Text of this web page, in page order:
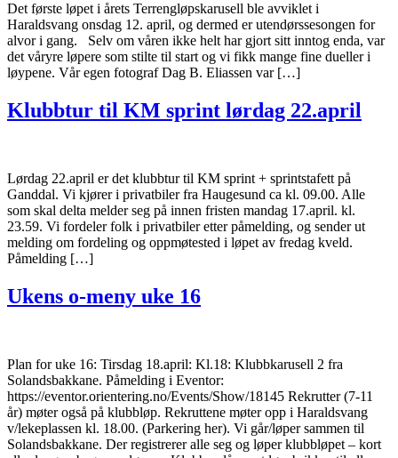
Det første løpet i årets Terrengløpskarusell ble avviklet i
Haraldsvang onsdag 12. april, og dermed er utendørssesongen for
alvor i gang. Selv om våren ikke helt har gjort sitt inntog enda, var
det våryre løpere som stilte til start og vi fikk mange fine dueller i
løypene. Vår egen fotograf Dag B. Eliassen var […]
Klubbtur til KM sprint lørdag 22.april
Lørdag 22.april er det klubbtur til KM sprint + sprintstafett på
Ganddal. Vi kjører i privatbiler fra Haugesund ca kl. 09.00. Alle
som skal delta melder seg på innen fristen mandag 17.april. kl.
23.59. Vi fordeler folk i privatbiler etter påmelding, og sender ut
melding om fordeling og oppmøtested i løpet av fredag kveld.
Påmelding […]
Ukens o-meny uke 16
Plan for uke 16: Tirsdag 18.april: Kl.18: Klubbkarusell 2 fra
Solandsbakkane. Påmelding i Eventor:
https://eventor.orientering.no/Events/Show/18145 Rekrutter (7-11
år) møter også på klubbløp. Rekruttene møter opp i Haraldsvang
v/lekeplassen kl. 18.00. (Parkering her). Vi går/løper sammen til
Solandsbakkane. Der registrerer alle seg og løper klubbløpet – kort